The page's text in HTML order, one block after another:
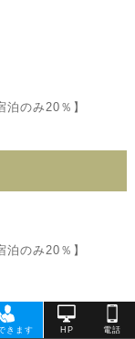
のみ20％】
のみ20％】